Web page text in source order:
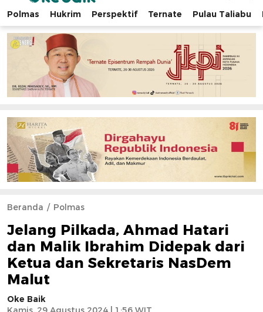
Okebaik.id
Baiknya Dibaca
Polmas Hukrim Perspektif Ternate Pulau Taliabu
Beranda Polmas
Jelang Pilkada, Ahmad Hatari
dan Malik Ibrahim Didepak dari
Ketua dan Sekretaris NasDem
Malut
Oke Baik